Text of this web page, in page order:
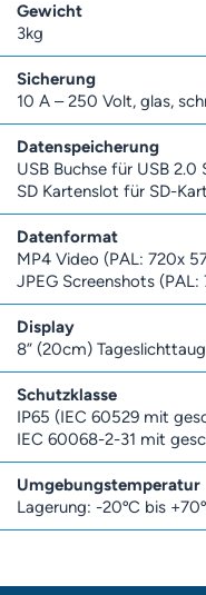
Gewicht
3kg
Sicherung
10 A – 250 Volt, glas,
Datenspeicherung
USB Buchse für USB 2.0
SD Kartenslot für SD-
Datenformat
MP4 Video (PAL: 720x
JPEG Screenshots
Display
8” (20cm)
Schutzklasse
IP65 (IEC 60529 mit
IEC 60068-2-31 mit
Umgebungstemperatur
Lagerung: -20ºC bis